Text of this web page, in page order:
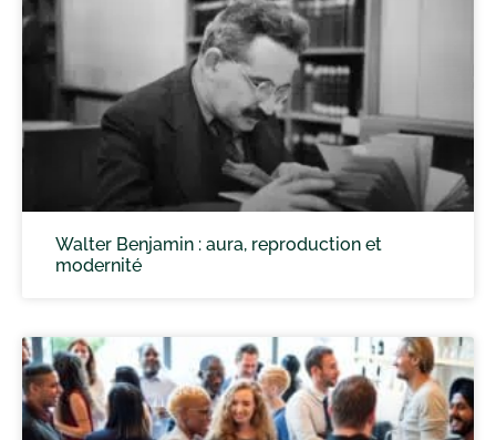
Walter Benjamin : aura, reproduction et
modernité